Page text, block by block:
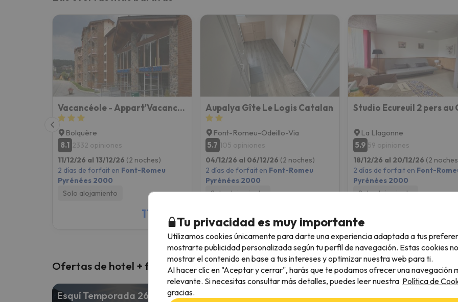
Vacancéole - Appart'Vacances Pyrénées 2000
Bolquère
8.1 2332 opiniones
11/12/26 al 13/12/26 (2 noches)
2 días de forfait en Font-Romeu
Pyrénées 2000
Solo alojamiento
119 €
Aupalya Gîte Le Logis Catalan
Font-Romeu-Odeillo-Via
5.7 105 opiniones
04/12/26 al 06/12/26 (2 noches)
2 días de forfait en Font-Romeu
Pyrénées 2000
Solo alojamiento
La Llagonne
5.9 59 opiniones
18/12/26 al 20/12/26 (2
2 días de forfait en Font-
Pyrénées 2000
Solo alojamiento
Ofertas de hotel + forfait
Esquí Temporada 26/27 Esquí Puente de Diciembre
Tu privacidad es muy importante
Utilizamos cookies únicamente para darte una experiencia adaptada a tus
mostrarte publicidad personalizada según tu perfil de navegación. Estas cookies
mostrar el contenido en base a tus intereses y optimizar nuestra web para ti.
Al hacer clic en "Aceptar y cerrar", harás que te podamos ofrecer una navegación
relevante. Si necesitas consultar más detalles, puedes leer nuestra Política de
gracias.